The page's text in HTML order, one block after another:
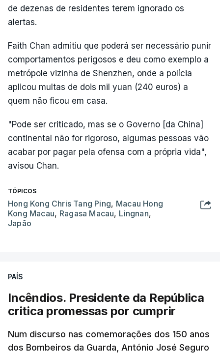
de dezenas de residentes terem ignorado os
alertas.
Faith Chan admitiu que poderá ser necessário punir
comportamentos perigosos e deu como exemplo a
metrópole vizinha de Shenzhen, onde a polícia
aplicou multas de dois mil yuan (240 euros) a
quem não ficou em casa.
"Pode ser criticado, mas se o Governo [da China]
continental não for rigoroso, algumas pessoas vão
acabar por pagar pela ofensa com a própria vida",
avisou Chan.
TÓPICOS
Hong Kong Chris Tang Ping, Macau Hong
Kong Macau, Ragasa Macau, Lingnan,
Japão
PAÍS
Incêndios. Presidente da República
critica promessas por cumprir
Num discurso nas comemorações dos 150 anos
dos Bombeiros da Guarda, António José Seguro